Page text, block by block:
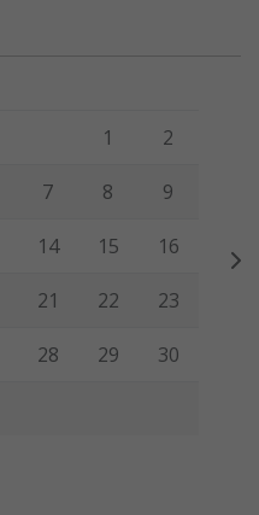
Viernes Sábado
1 2
7 8 9
14 15 16
21 22 23
28 29 30